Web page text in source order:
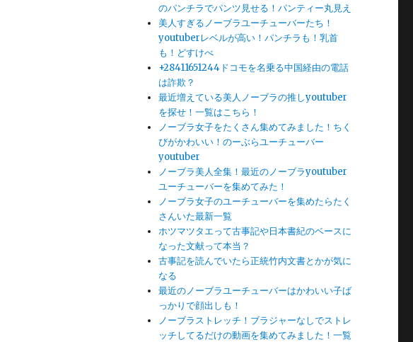
のパンチラでパンツ見せる！パンティー丸見え
美人すぎるノーブラユーチューバーたち！
youtuberレベルが高い！パンチラも！乳首
も！どすけべ
+28411651244ドコモを名乗る中国経由の電話
は詐欺？
最近増えている美人ノーブラの推しyoutuber
を探せ！一覧はこちら！
ノーブラ女子をたくさん集めてみました！ちく
びがかわいい！のーぶらユーチューバー
youtuber
ノーブラ美人全集！最近のノーブラyoutuber
ユーチューバーを集めてみた！
ノーブラ女子のユーチューバーを集めたらたく
さんいた最新一覧
ホツマツタエって古事記や日本書紀のベースに
なった文献って本当？
古事記を読んでいたら正統竹内文書とかが気に
なる
最近のノーブラユーチューバーはかわいい子ば
っかりで顔出しも！
ノーブラストレッチ！ブラジャーなしでストレ
ッチしてるだけの動画を集めてみました！一覧